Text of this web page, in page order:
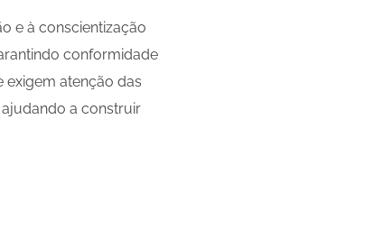
e à conscientização
conformidade
exigem atenção das
a construir